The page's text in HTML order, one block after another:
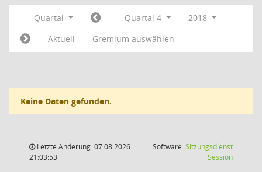
Quartal Quartal 4
2018
Aktuell
Gremium auswählen
Keine Daten gefunden.
Letzte Änderung: 07.08.2026
21:03:53
Software:Sitzungsdienst
Session(Wird in